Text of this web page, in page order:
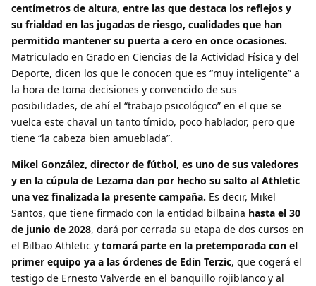
centímetros de altura, entre las que destaca los reflejos y
su frialdad en las jugadas de riesgo, cualidades que han
permitido mantener su puerta a cero en once ocasiones.
Matriculado en Grado en Ciencias de la Actividad Física y del
Deporte, dicen los que le conocen que es “muy inteligente” a
la hora de toma decisiones y convencido de sus
posibilidades, de ahí el “trabajo psicológico” en el que se
vuelca este chaval un tanto tímido, poco hablador, pero que
tiene “la cabeza bien amueblada”.
Mikel González, director de fútbol, es uno de sus valedores
y en la cúpula de Lezama dan por hecho su salto al Athletic
una vez finalizada la presente campaña. Es decir, Mikel
Santos, que tiene firmado con la entidad bilbaina hasta el 30
de junio de 2028, dará por cerrada su etapa de dos cursos en
el Bilbao Athletic y tomará parte en la pretemporada con el
primer equipo ya a las órdenes de Edin Terzic, que cogerá el
testigo de Ernesto Valverde en el banquillo rojiblanco y al